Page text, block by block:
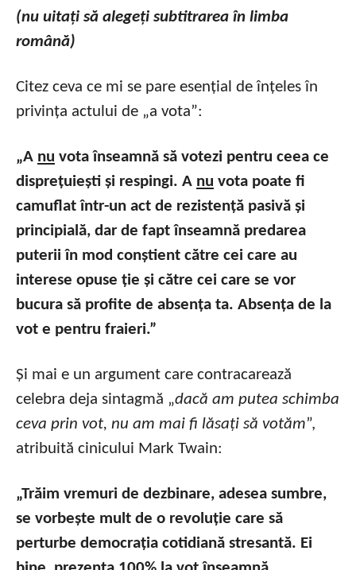
(nu uitați să alegeți subtitrarea în limba
română)
Citez ceva ce mi se pare esențial de înțeles în
privința actului de „a vota”:
„A nu vota înseamnă să votezi pentru ceea ce
disprețuiești și respingi. A nu vota poate fi
camuflat într-un act de rezistență pasivă și
principială, dar de fapt înseamnă predarea
puterii în mod conștient către cei care au
interese opuse ție și către cei care se vor
bucura să profite de absența ta. Absența de la
vot e pentru fraieri.”
Și mai e un argument care contracarează
celebra deja sintagmă „dacă am putea schimba
ceva prin vot, nu am mai fi lăsați să votăm”,
atribuită cinicului Mark Twain:
„Trăim vremuri de dezbinare, adesea sumbre,
se vorbește mult de o revoluție care să
perturbe democrația cotidiană stresantă. Ei